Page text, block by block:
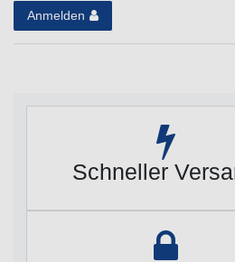
Anmelden
Schneller